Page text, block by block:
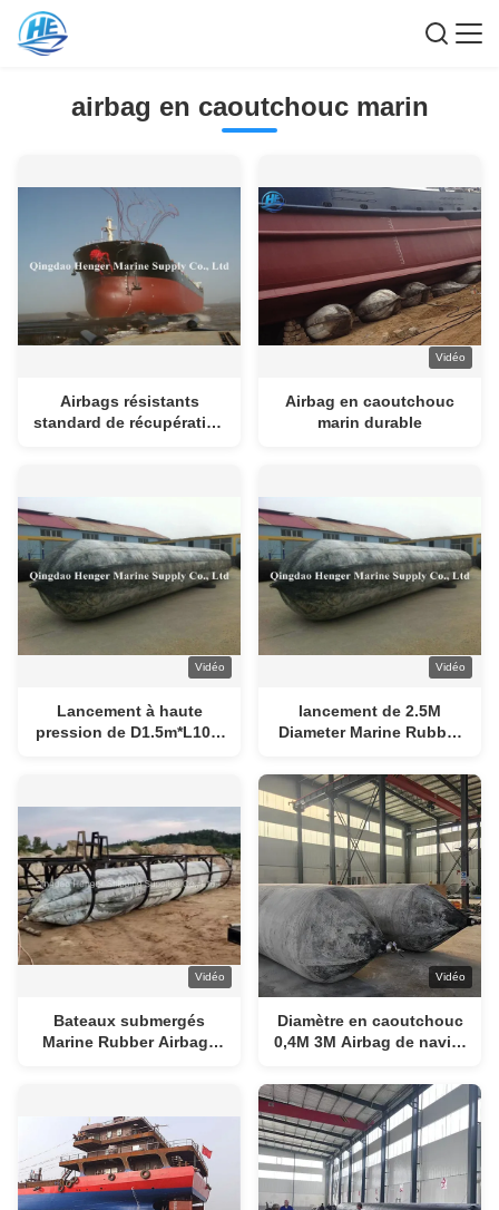
airbag en caoutchouc marin
Airbags résistants
standard de récupération
Vidéo
Airbag en caoutchouc
marin durable
Vidéo
Lancement à haute
pression de D1.5m*L10m
Vidéo
lancement de 2.5M
Diameter Marine Rubber
Vidéo
Bateaux submergés
Marine Rubber Airbags
Vidéo
Diamètre en caoutchouc
0,4M 3M Airbag de navire
fournir une protection
contre les coussins pour
le lancement et
l'atterrissage du navire